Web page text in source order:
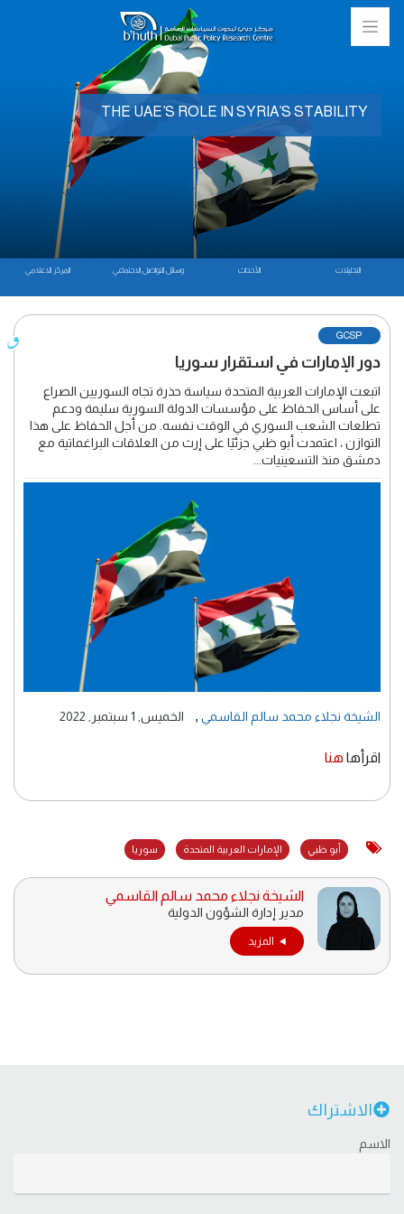
المركز الاعلامي وسائل التواصل الاجتماعي الأحداث التحليلات
THE UAE’S ROLE IN SYRIA’S STABILITY
GCSP
دور الإمارات في استقرار سوريا
اتبعت الإمارات العربية المتحدة سياسة حذرة تجاه السوريين الصراع
على أساس الحفاظ على مؤسسات الدولة السورية سليمة ودعم
تطلعات الشعب السوري في الوقت نفسه. من أجل الحفاظ على هذا
التوازن ، اعتمدت أبو ظبي جزئيًا على إرث من العلاقات البراغماتية مع
دمشق منذ التسعينيات...
الشيخة نجلاء محمد سالم القاسمي , الخميس, 1 سبتمبر, 2022
اقرأها هنا
أبو ظبي الإمارات العربية المتحدة سوريا
الشيخة نجلاء محمد سالم القاسمي
مدير إدارة الشؤون الدولية
المزيد
الاشتراك
الاسم